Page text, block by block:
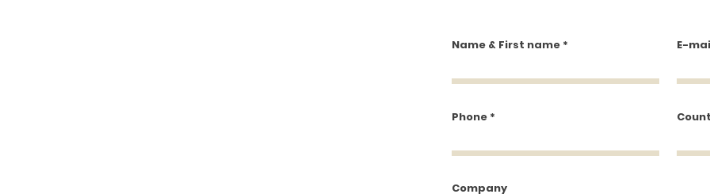
Name & First name E-
Phone
Company